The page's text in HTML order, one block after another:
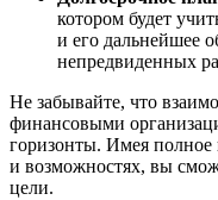
котором будет
и его дальнейшее
непредвиденных
Не забывайте, что
финансовыми
горизонты. Имея полное
и возможностях, вы
цели.